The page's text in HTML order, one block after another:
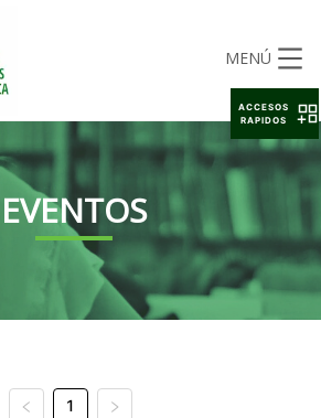
MENÚ
EVENTOS
1
ACCESOS
RAPIDOS